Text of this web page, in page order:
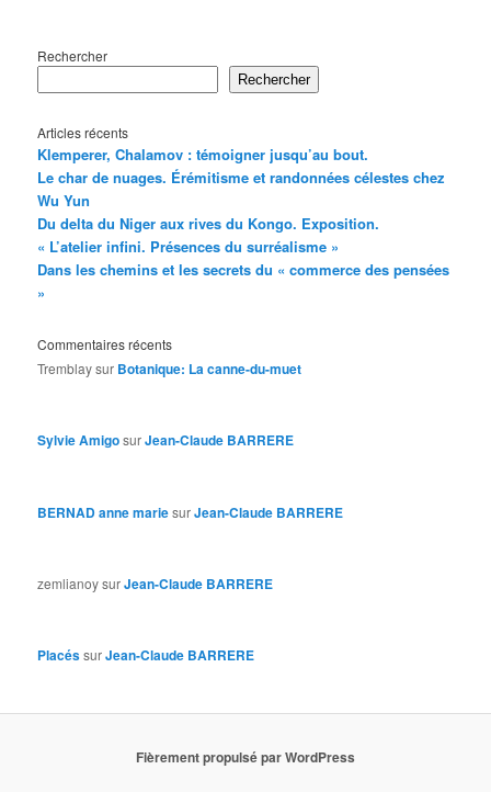
Rechercher
Rechercher
Articles récents
Klemperer, Chalamov : témoigner jusqu’au bout.
Le char de nuages. Érémitisme et randonnées célestes chez
Wu Yun
Du delta du Niger aux rives du Kongo. Exposition.
« L’atelier infini. Présences du surréalisme »
Dans les chemins et les secrets du « commerce des pensées
»
Commentaires récents
Tremblaysur Botanique: La canne-du-muet
Sylvie AmigosurJean-Claude BARRERE
BERNAD anne mariesurJean-Claude BARRERE
zemlianoysurJean-Claude BARRERE
PlacéssurJean-Claude BARRERE
Fièrement propulsé par WordPress